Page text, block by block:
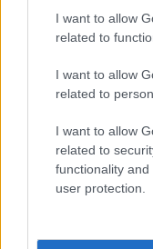
I want to allow
related to
I want to allow
related to
I want to allow
related to
functionality
user protection.
11.0
2.20
26
över
TRADITI
ONELL
LÄNGDÅ
KNING